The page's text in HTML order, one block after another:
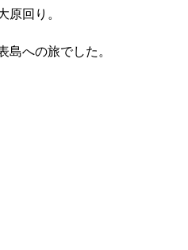
原回り。
島への旅でした。